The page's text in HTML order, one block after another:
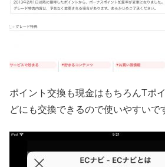
ポイント交換も現金はもちろんTポ
どにも交換できるので使いやすいで